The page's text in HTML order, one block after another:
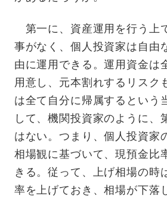
第一に、資産運用を行う上
事がなく、個人投資家は自由
由に運用できる。運用資金は
用意し、元本割れするリスク
は全て自分に帰属するという
して、機関投資家のように、
はない。つまり、個人投資家
相場観に基づいて、現預金比
きる。従って、上げ相場の時
率を上げておき、相場が下落